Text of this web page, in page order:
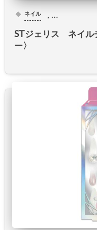
ネイル
STジェリス ネイル
ー〉